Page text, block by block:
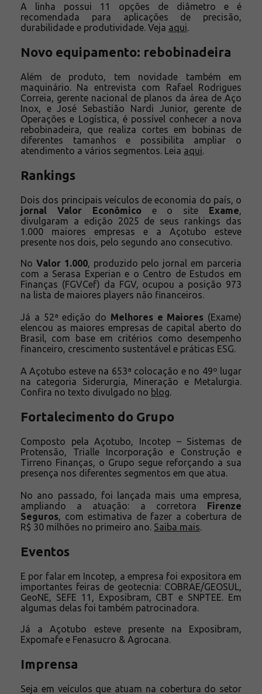
A linha possui 11 opções de diâmetro e é
recomendada para aplicações de precisão,
durabilidade e produtividade. Veja aqui
Novo equipamento: rebobinadeira
Além de produto, tem novidade também em
maquinário. Na entrevista com Rafael Rodrigues
Correia, gerente nacional de planos da área de Aço
Inox, e José Sebastião Nardi Junior, gerente de
Operações e Logística, é possível conhecer a nova
rebobinadeira, que realiza cortes em bobinas de
diferentes tamanhos e possibilita ampliar o
atendimento a vários segmentos. Leia aqui
Rankings
Dois dos principais veículos de economia do país, o
jornal Valor Econômicoe o site Exame
divulgaram a edição 2025 de seus rankings das
1.000 maiores empresas e a Açotubo esteve
presente nos dois, pelo segundo ano consecutivo.
No Valor 1.000, produzido pelo jornal em parceria
com a Serasa Experian e o Centro de Estudos em
Finanças (FGVCef) da FGV, ocupou a posição 973
na lista de maiores players não financeiros.
Já a 52ª edição do Melhores e Maiores (Exame)
elencou as maiores empresas de capital aberto do
Brasil, com base em critérios como desempenho
financeiro, crescimento sustentável e práticas ESG.
A Açotubo esteve na 653ª colocação e no 49º lugar
na categoria Siderurgia, Mineração e Metalurgia.
Confira no texto divulgado no blog
Fortalecimento do Grupo
Composto pela Açotubo, Incotep – Sistemas de
Protensão, Trialle Incorporação e Construção e
Tirreno Finanças, o Grupo segue reforçando a sua
presença nos diferentes segmentos em que atua.
No ano passado, foi lançada mais uma empresa,
ampliando a atuação: a corretora Firenze
Seguros , com estimativa de fazer a cobertura de
R$ 30 milhões no primeiro ano. Saiba mais
Eventos
E por falar em Incotep, a empresa foi expositora em
importantes feiras de geotecnia: COBRAE/GEOSUL,
GeoNE, SEFE 11, Exposibram, CBT e SNPTEE. Em
algumas delas foi também patrocinadora.
Já a Açotubo esteve presente na Exposibram,
Expomafe e Fenasucro & Agrocana.
Imprensa
Seja em veículos que atuam na cobertura do setor